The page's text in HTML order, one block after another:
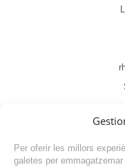
Per oferir les millors
galetes per